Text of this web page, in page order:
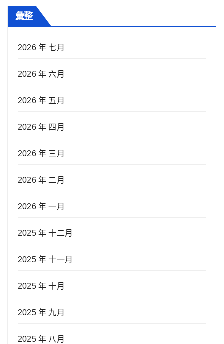
彙整
2026 年 七月
2026 年 六月
2026 年 五月
2026 年 四月
2026 年 三月
2026 年 二月
2026 年 一月
2025 年 十二月
2025 年 十一月
2025 年 十月
2025 年 九月
2025 年 八月